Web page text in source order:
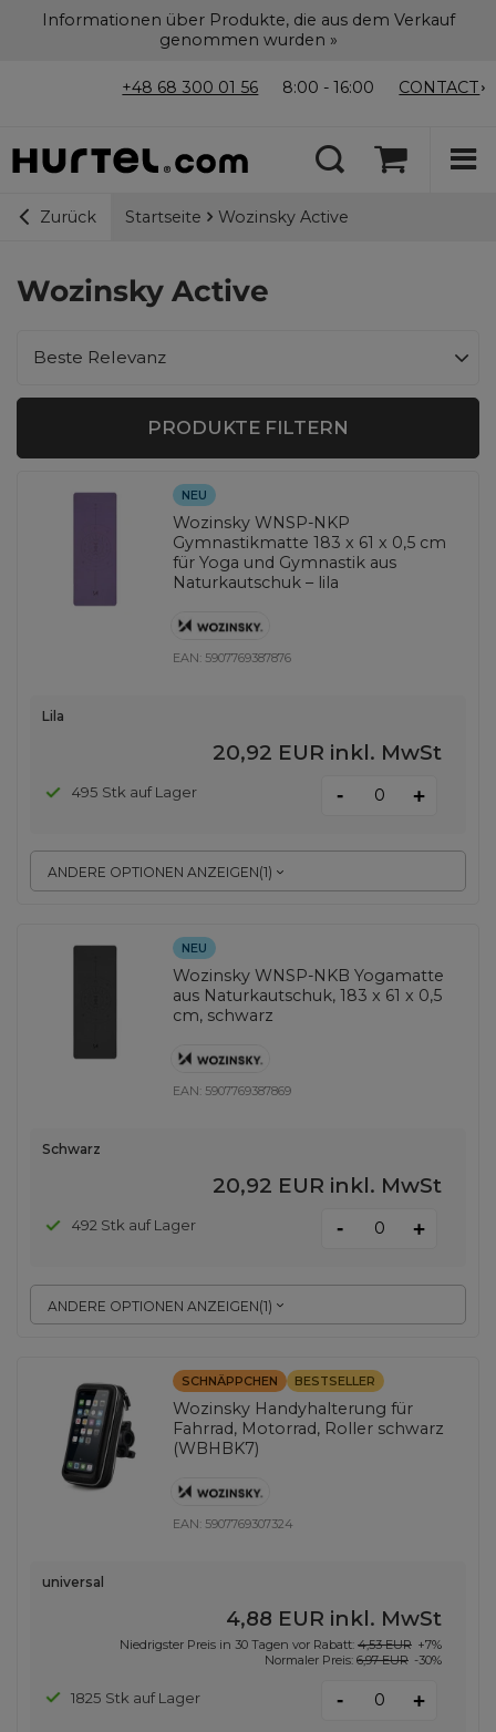
Informationen über Produkte, die aus dem Verkauf
genommen wurden »
+48 68 300 01 56 8:00 - 16:00 CONTACT
Zurück Startseite Wozinsky Active
Wozinsky Active
Sortierung ändern
Beste Relevanz
PRODUKTE FILTERN
NEU
Wozinsky WNSP-NKP
Gymnastikmatte 183 x 61 x 0,5 cm
für Yoga und Gymnastik aus
Naturkautschuk – lila
EAN: 5907769387876
ANDERE OPTIONEN ANZEIGEN(1)
Lila
20,92 EUR inkl. MwSt
495 Stk auf Lager - +
NEU
Wozinsky WNSP-NKB Yogamatte
aus Naturkautschuk, 183 x 61 x 0,5
cm, schwarz
EAN: 5907769387869
ANDERE OPTIONEN ANZEIGEN(1)
Schwarz
20,92 EUR inkl. MwSt
492 Stk auf Lager - +
SCHNÄPPCHEN BESTSELLER
Wozinsky Handyhalterung für
Fahrrad, Motorrad, Roller schwarz
(WBHBK7)
EAN: 5907769307324
universal
4,88 EUR inkl. MwSt
Niedrigster Preis in 30 Tagen vor Rabatt: 4,53 EUR +7%
Normaler Preis: 6,97 EUR -30%
1825 Stk auf Lager - +